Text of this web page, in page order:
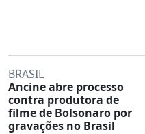
BRASIL
Ancine abre processo
contra produtora de
filme de Bolsonaro por
gravações no Brasil